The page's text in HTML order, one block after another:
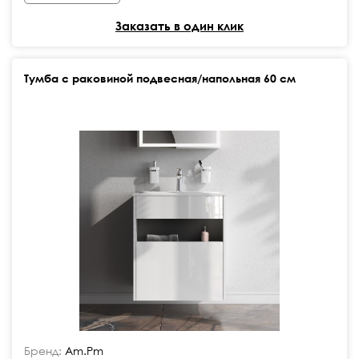
Заказать в один клик
Тумба с раковиной подвесная/напольная 60 см
Бренд: Am.Pm